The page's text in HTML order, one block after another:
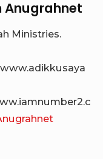
Anugrahnet
Ministries.